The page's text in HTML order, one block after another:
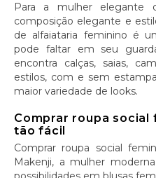
Para a mulher elegante
composição elegante e
de alfaiataria feminino é
pode faltar em seu
encontra calças, saias,
estilos, com e sem
maior variedade de looks.
Comprar roupa social
tão fácil
Comprar roupa social
Makenji, a mulher